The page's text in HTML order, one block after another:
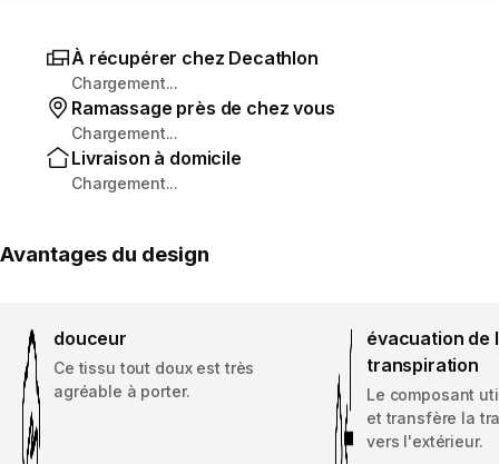
À récupérer chez Decathlon
Chargement...
Ramassage près de chez vous
Chargement...
Livraison à domicile
Chargement...
Avantages du design
douceur
Ce tissu tout doux est très
agréable à porter.
évacuation de
transpiration
Le composant
et transfère la
vers l'extérieur.